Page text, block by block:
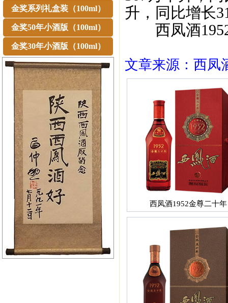
金奖系列礼盒装（100ml）
金奖50年小酒版（100ml）
金奖30年小酒版（100ml）
升，同比增长
西凤酒1952
文章来源：西凤
西凤酒1952金尊二十年